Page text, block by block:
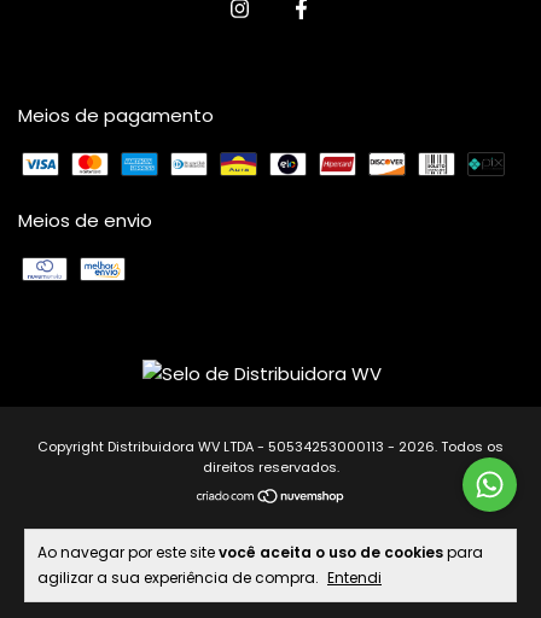
Ao navegar por este sitevocê aceita o uso de cookiespara
agilizar a sua experiência de compra. Entendi
Meios de pagamento
Meios de envio
Copyright Distribuidora WV LTDA - 50534253000113 - 2026. Todos os
direitos reservados.